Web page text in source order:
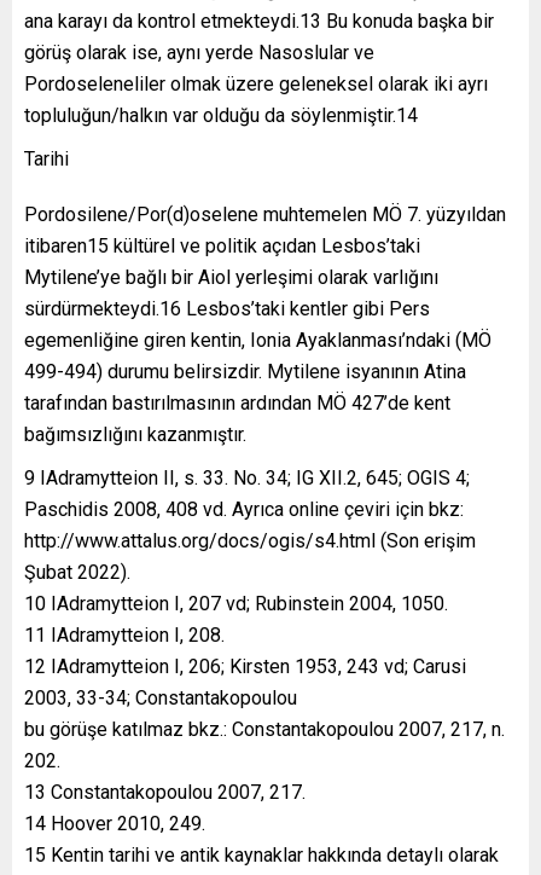
ana karayı da kontrol etmekteydi.13 Bu konuda başka bir
görüş olarak ise, aynı yerde Nasoslular ve
Pordoseleneliler olmak üzere geleneksel olarak iki ayrı
topluluğun/halkın var olduğu da söylenmiştir.14
Tarihi
Pordosilene/Por(d)oselene muhtemelen MÖ 7. yüzyıldan
itibaren15 kültürel ve politik açıdan Lesbos’taki
Mytilene’ye bağlı bir Aiol yerleşimi olarak varlığını
sürdürmekteydi.16 Lesbos’taki kentler gibi Pers
egemenliğine giren kentin, Ionia Ayaklanması’ndaki (MÖ
499-494) durumu belirsizdir. Mytilene isyanının Atina
tarafından bastırılmasının ardından MÖ 427’de kent
bağımsızlığını kazanmıştır.
9 IAdramytteion II, s. 33. No. 34; IG XII.2, 645; OGIS 4;
Paschidis 2008, 408 vd. Ayrıca online çeviri için bkz:
http://www.attalus.org/docs/ogis/s4.html (Son erişim
Şubat 2022).
10 IAdramytteion I, 207 vd; Rubinstein 2004, 1050.
11 IAdramytteion I, 208.
12 IAdramytteion I, 206; Kirsten 1953, 243 vd; Carusi
2003, 33-34; Constantakopoulou
bu görüşe katılmaz bkz.: Constantakopoulou 2007, 217, n.
202.
13 Constantakopoulou 2007, 217.
14 Hoover 2010, 249.
15 Kentin tarihi ve antik kaynaklar hakkında detaylı olarak